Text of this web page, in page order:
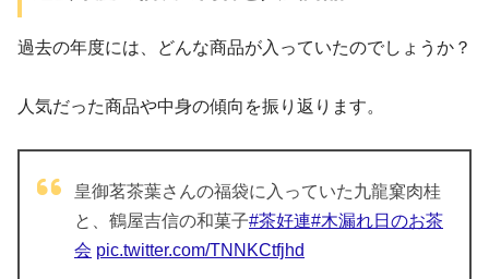
過去の年度には、どんな商品が入っていたのでしょうか？
人気だった商品や中身の傾向を振り返ります。
皇御茗茶葉さんの福袋に入っていた九龍窠肉桂
と、鶴屋吉信の和菓子#茶好連#木漏れ日のお茶
会 pic.twitter.com/TNNKCtfjhd